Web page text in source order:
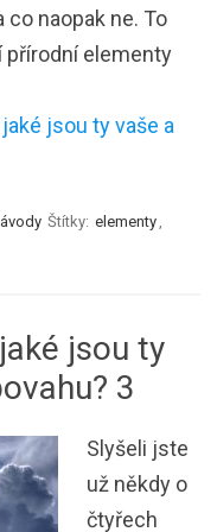
naopak ne. To
přírodní elementy
jsou ty vaše a
Štítky: elementy
jsou ty
3
Slyšeli jste
už někdy o
čtyřech